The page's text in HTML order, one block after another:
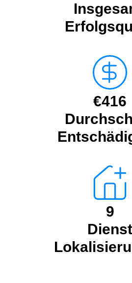
€416
9
Dienst